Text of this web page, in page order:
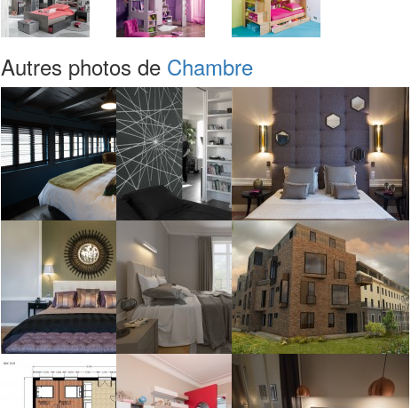
Autres photos de Chambre